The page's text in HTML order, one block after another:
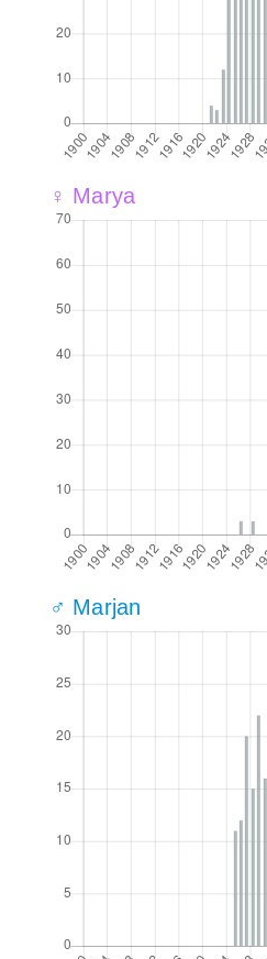
♀ Marya
♂ Marjan